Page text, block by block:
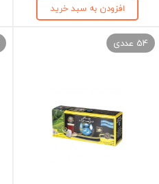
افزودن به سبد خرید
54 عددی